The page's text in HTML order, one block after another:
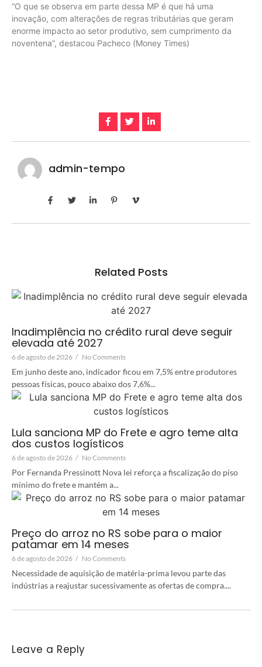
“O que se observa em parte dessa MP é que há uma
inovação, com alterações de regras tributárias que geram
enorme impacto ao setor produtivo, sem cumprimento da
noventena”, destacou Pacheco (Money Times)
admin-tempo
Related Posts
Inadimplência no crédito rural deve seguir
elevada até 2027
6 de agosto de 2026 / No Comments
Em junho deste ano, indicador ficou em 7,5% entre produtores
pessoas físicas, pouco abaixo dos 7,6%...
Lula sanciona MP do Frete e agro teme alta
dos custos logísticos
6 de agosto de 2026 / No Comments
Por Fernanda Pressinott Nova lei reforça a fiscalização do piso
mínimo do frete e mantém a...
Preço do arroz no RS sobe para o maior
patamar em 14 meses
6 de agosto de 2026 / No Comments
Necessidade de aquisição de matéria-prima levou parte das
indústrias a reajustar sucessivamente as ofertas de compra....
Leave a Reply